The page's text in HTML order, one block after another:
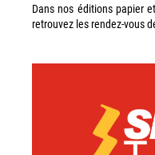
Dans nos éditions papier
retrouvez les rendez-vous